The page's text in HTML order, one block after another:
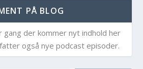
PÅ BLOG
gang der kommer nyt indhold her
også nye podcast episoder.